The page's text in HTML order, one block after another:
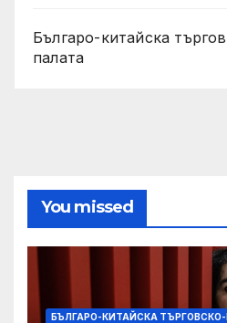
Българо-китайска
палата
You missed
БЪЛГАРО-КИТАЙСКА